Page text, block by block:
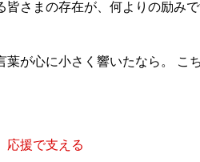
皆さまの存在が、何よりの励みで
葉が心に小さく響いたなら。 こ
応援で支える